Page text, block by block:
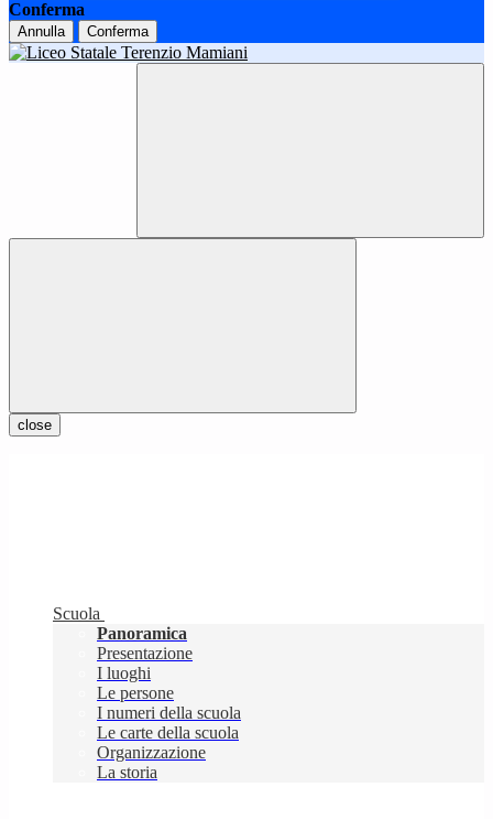
Conferma
Annulla Conferma
close
Scuola
Panoramica
Presentazione
I luoghi
Le persone
I numeri della scuola
Le carte della scuola
Organizzazione
La storia